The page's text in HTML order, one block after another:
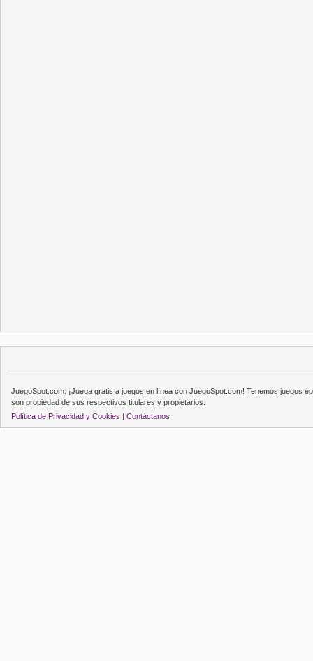
JuegoSpot.com: ¡Juega gratis a juegos en línea con JuegoSpot.com! Tenemos juegos
son propiedad de sus respectivos titulares y propietarios.
Política de Privacidad y Cookies | Contáctanos